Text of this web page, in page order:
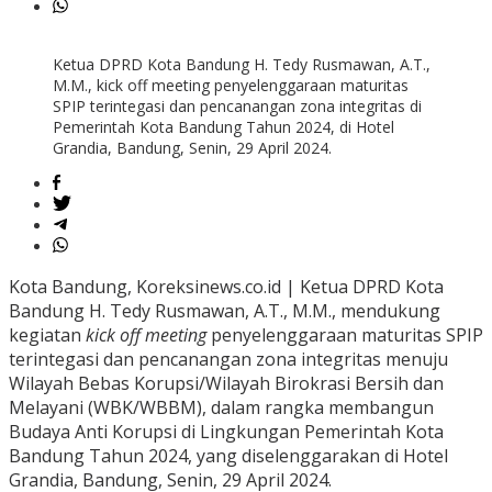
Ketua DPRD Kota Bandung H. Tedy Rusmawan, A.T.,
M.M., kick off meeting penyelenggaraan maturitas
SPIP terintegasi dan pencanangan zona integritas di
Pemerintah Kota Bandung Tahun 2024, di Hotel
Grandia, Bandung, Senin, 29 April 2024.
Kota Bandung, Koreksinews.co.id | Ketua DPRD Kota
Bandung H. Tedy Rusmawan, A.T., M.M., mendukung
kegiatan kick off meetingpenyelenggaraan maturitas SPIP
terintegasi dan pencanangan zona integritas menuju
Wilayah Bebas Korupsi/Wilayah Birokrasi Bersih dan
Melayani (WBK/WBBM), dalam rangka membangun
Budaya Anti Korupsi di Lingkungan Pemerintah Kota
Bandung Tahun 2024, yang diselenggarakan di Hotel
Grandia, Bandung, Senin, 29 April 2024.